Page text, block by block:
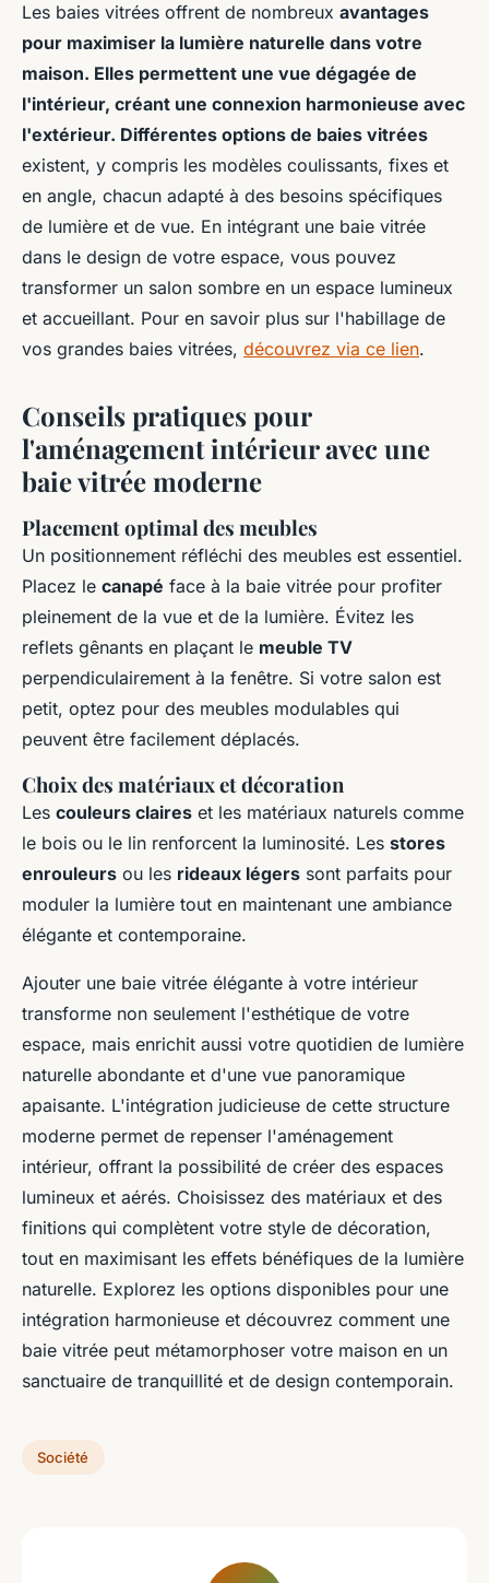
Les baies vitrées offrent de nombreux avantages
pour maximiser la lumière naturelle dans votre
maison. Elles permettent une vue dégagée de
l'intérieur, créant une connexion harmonieuse avec
l'extérieur. Différentes options de baies vitrées
existent, y compris les modèles coulissants, fixes et
en angle, chacun adapté à des besoins spécifiques
de lumière et de vue. En intégrant une baie vitrée
dans le design de votre espace, vous pouvez
transformer un salon sombre en un espace lumineux
et accueillant. Pour en savoir plus sur l'habillage de
vos grandes baies vitrées, découvrez via ce lien.
Conseils pratiques pour
l'aménagement intérieur avec une
baie vitrée moderne
Placement optimal des meubles
Un positionnement réfléchi des meubles est essentiel.
Placez le canapé face à la baie vitrée pour profiter
pleinement de la vue et de la lumière. Évitez les
reflets gênants en plaçant le meuble TV
perpendiculairement à la fenêtre. Si votre salon est
petit, optez pour des meubles modulables qui
peuvent être facilement déplacés.
Choix des matériaux et décoration
Les couleurs claires et les matériaux naturels comme
le bois ou le lin renforcent la luminosité. Les stores
enrouleurs ou les rideaux légers sont parfaits pour
moduler la lumière tout en maintenant une ambiance
élégante et contemporaine.
Ajouter une baie vitrée élégante à votre intérieur
transforme non seulement l'esthétique de votre
espace, mais enrichit aussi votre quotidien de lumière
naturelle abondante et d'une vue panoramique
apaisante. L'intégration judicieuse de cette structure
moderne permet de repenser l'aménagement
intérieur, offrant la possibilité de créer des espaces
lumineux et aérés. Choisissez des matériaux et des
finitions qui complètent votre style de décoration,
tout en maximisant les effets bénéfiques de la lumière
naturelle. Explorez les options disponibles pour une
intégration harmonieuse et découvrez comment une
baie vitrée peut métamorphoser votre maison en un
sanctuaire de tranquillité et de design contemporain.
Société